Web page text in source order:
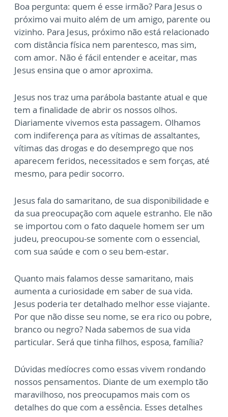
Boa pergunta: quem é esse irmão? Para Jesus o
próximo vai muito além de um amigo, parente ou
vizinho. Para Jesus, próximo não está relacionado
com distância física nem parentesco, mas sim,
com amor. Não é fácil entender e aceitar, mas
Jesus ensina que o amor aproxima.
Jesus nos traz uma parábola bastante atual e que
tem a finalidade de abrir os nossos olhos.
Diariamente vivemos esta passagem. Olhamos
com indiferença para as vítimas de assaltantes,
vítimas das drogas e do desemprego que nos
aparecem feridos, necessitados e sem forças, até
mesmo, para pedir socorro.
Jesus fala do samaritano, de sua disponibilidade e
da sua preocupação com aquele estranho. Ele não
se importou com o fato daquele homem ser um
judeu, preocupou-se somente com o essencial,
com sua saúde e com o seu bem-estar.
Quanto mais falamos desse samaritano, mais
aumenta a curiosidade em saber de sua vida.
Jesus poderia ter detalhado melhor esse viajante.
Por que não disse seu nome, se era rico ou pobre,
branco ou negro? Nada sabemos de sua vida
particular. Será que tinha filhos, esposa, família?
Dúvidas medíocres como essas vivem rondando
nossos pensamentos. Diante de um exemplo tão
maravilhoso, nos preocupamos mais com os
detalhes do que com a essência. Esses detalhes